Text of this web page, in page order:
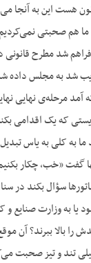
هست این به آنجا
ما هم صحبتی
فراهم شد مطرح
شد به مجلس داده
مرحله‌ی نهایی
که یک اقدامی
ما به کلی به یاس
گفت «خب، چکار
سؤال بکند در سنا
یا به وزارت صنایع و
را بالا ببرند؟ آن
تند و تیز صحبت